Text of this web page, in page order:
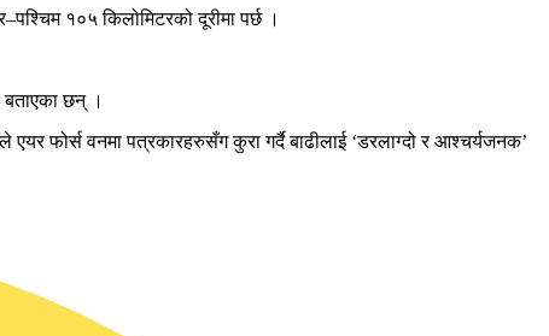
१०५ किलोमिटरको दूरीमा पर्छ ।
बताएका छन् ।
एयर फोर्स वनमा पत्रकारहरुसँग कुरा गर्दै बाढीलाई ‘डरलाग्दो र आश्चर्यजनक’